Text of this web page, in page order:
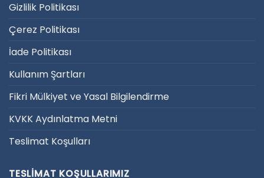
Gizlilik Politikası
Çerez Politikası
İade Politikası
Kullanım Şartları
Fikri Mülkiyet ve Yasal Bilgilendirme
KVKK Aydınlatma Metni
Teslimat Koşulları
TESLIMAT KOŞULLARIMIZ